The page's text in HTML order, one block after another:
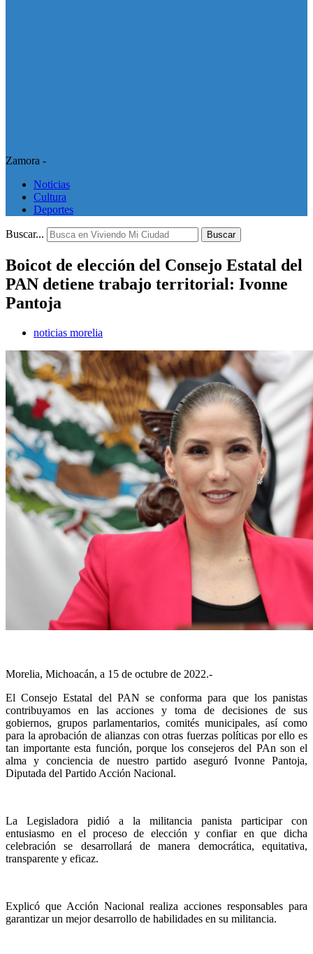
Zamora -
Noticias
Cultura
Deportes
Buscar... Buscar
Boicot de elección del Consejo Estatal del
PAN detiene trabajo territorial: Ivonne
Pantoja
noticias morelia
Morelia, Michoacán, a 15 de octubre de 2022.-
El Consejo Estatal del PAN se conforma para que los panistas
contribuyamos en las acciones y toma de decisiones de sus
gobiernos, grupos parlamentarios, comités municipales, así como
para la aprobación de alianzas con otras fuerzas políticas por ello es
tan importante esta función, porque los consejeros del PAn son el
alma y conciencia de nuestro partido aseguró Ivonne Pantoja,
Diputada del Partido Acción Nacional.
La Legisladora pidió a la militancia panista participar con
entusiasmo en el proceso de elección y confiar en que dicha
celebración se desarrollará de manera democrática, equitativa,
transparente y eficaz.
Explicó que Acción Nacional realiza acciones responsables para
garantizar un mejor desarrollo de habilidades en su militancia.